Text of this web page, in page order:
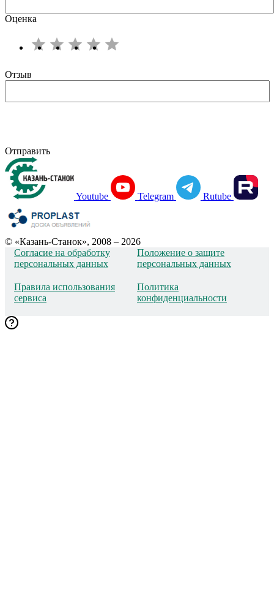
Оценка
Отзыв
Отправить
Youtube Telegram Rutube
© «Казань-Станок», 2008 – 2026
Согласие на обработку
персональных данных
Положение о защите
персональных данных
Правила использования
сервиса
Политика
конфиденциальности